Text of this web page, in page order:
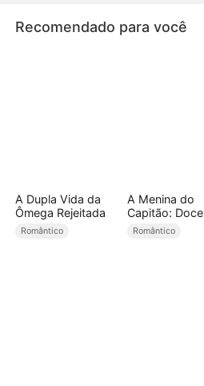
Recomendado para você
A Dupla Vida da
Ômega Rejeitada
Romântico
A Menina do
Capitão: Doce
Tentação
Romântico